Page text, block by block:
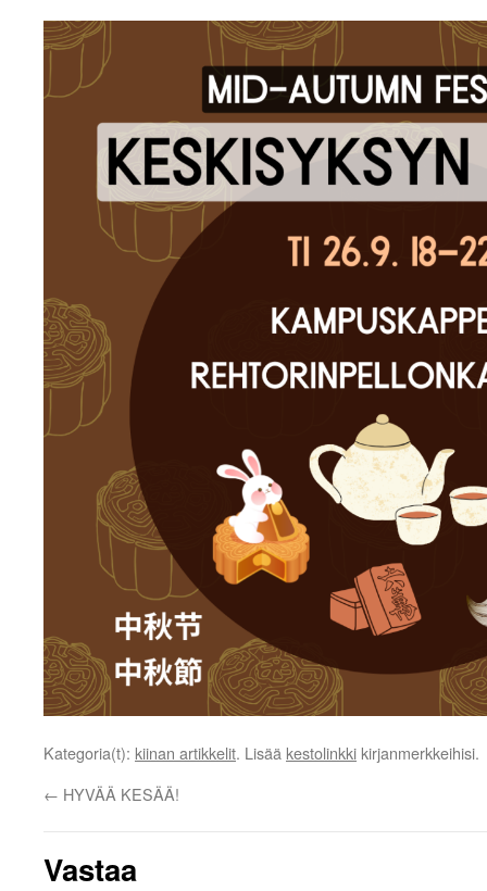
Kategoria(t): kiinan artikkelit. Lisää kestolinkki kirjanmerkkeihisi.
← HYVÄÄ KESÄÄ!
Vastaa